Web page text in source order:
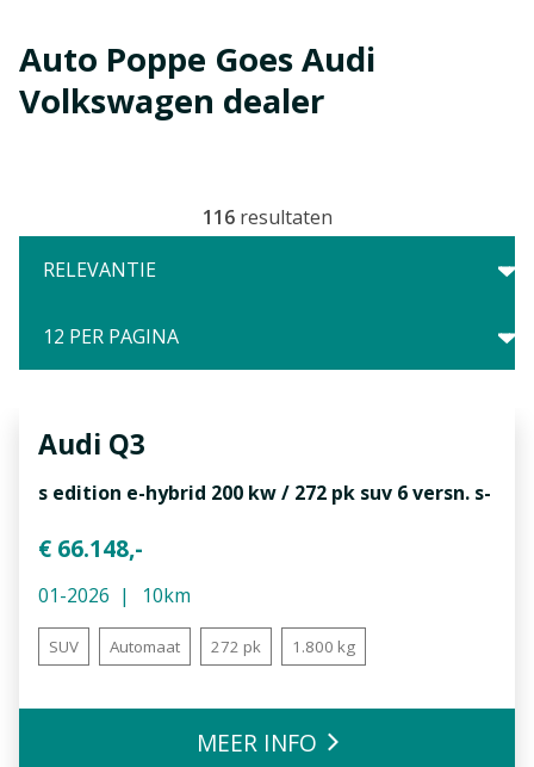
Auto Poppe Goes Audi
Volkswagen dealer
116resultaten
Audi Q3
s edition e-hybrid 200 kw / 272 pk suv 6 versn. s-
€ 66.148,-
01-2026 10km
SUV Automaat 272 pk 1.800 kg
MEER INFO